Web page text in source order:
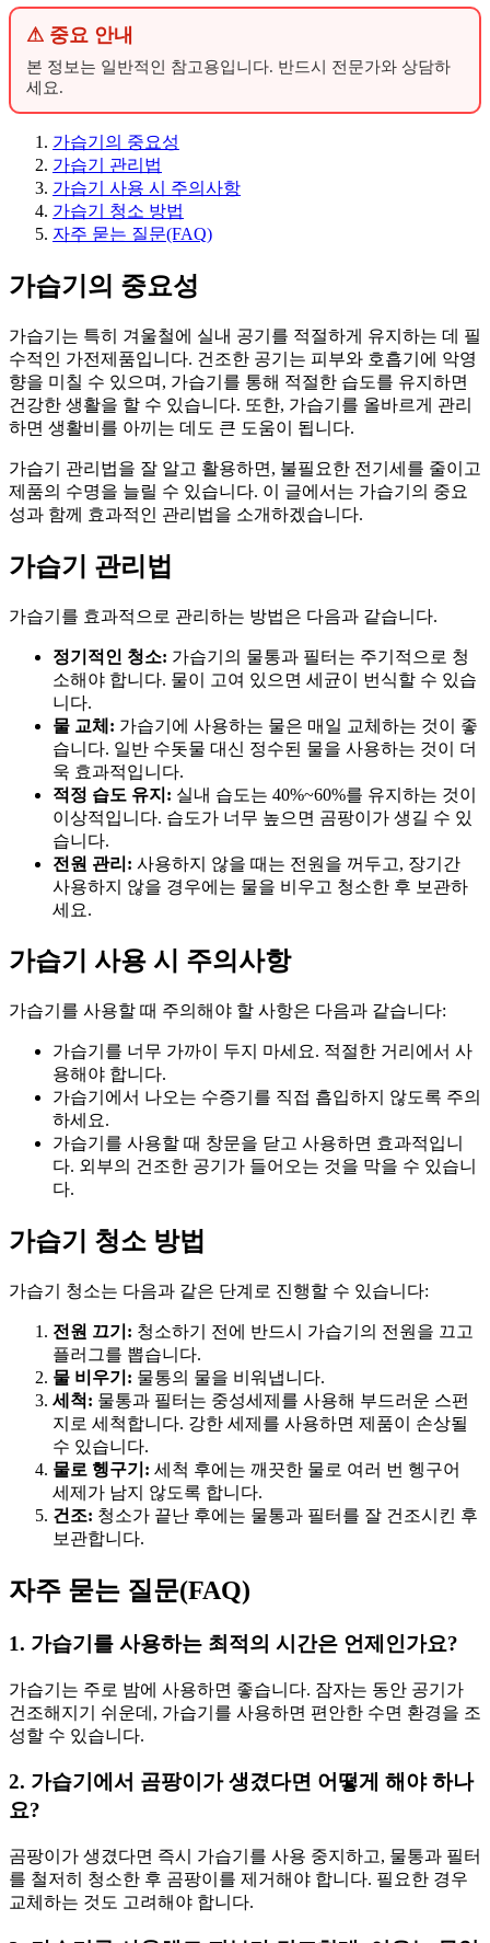
⚠ 중요 안내
본 정보는 일반적인 참고용입니다. 반드시 전문가와 상담하
세요.
가습기의 중요성
가습기 관리법
가습기 사용 시 주의사항
가습기 청소 방법
자주 묻는 질문(FAQ)
가습기의 중요성
가습기는 특히 겨울철에 실내 공기를 적절하게 유지하는 데 필
수적인 가전제품입니다. 건조한 공기는 피부와 호흡기에 악영
향을 미칠 수 있으며, 가습기를 통해 적절한 습도를 유지하면
건강한 생활을 할 수 있습니다. 또한, 가습기를 올바르게 관리
하면 생활비를 아끼는 데도 큰 도움이 됩니다.
가습기 관리법을 잘 알고 활용하면, 불필요한 전기세를 줄이고
제품의 수명을 늘릴 수 있습니다. 이 글에서는 가습기의 중요
성과 함께 효과적인 관리법을 소개하겠습니다.
가습기 관리법
가습기를 효과적으로 관리하는 방법은 다음과 같습니다.
정기적인 청소: 가습기의 물통과 필터는 주기적으로 청
소해야 합니다. 물이 고여 있으면 세균이 번식할 수 있습
니다.
물 교체: 가습기에 사용하는 물은 매일 교체하는 것이 좋
습니다. 일반 수돗물 대신 정수된 물을 사용하는 것이 더
욱 효과적입니다.
적정 습도 유지: 실내 습도는 40%~60%를 유지하는 것이
이상적입니다. 습도가 너무 높으면 곰팡이가 생길 수 있
습니다.
전원 관리: 사용하지 않을 때는 전원을 꺼두고, 장기간
사용하지 않을 경우에는 물을 비우고 청소한 후 보관하
세요.
가습기 사용 시 주의사항
가습기를 사용할 때 주의해야 할 사항은 다음과 같습니다:
가습기를 너무 가까이 두지 마세요. 적절한 거리에서 사
용해야 합니다.
가습기에서 나오는 수증기를 직접 흡입하지 않도록 주의
하세요.
가습기를 사용할 때 창문을 닫고 사용하면 효과적입니
다. 외부의 건조한 공기가 들어오는 것을 막을 수 있습니
다.
가습기 청소 방법
가습기 청소는 다음과 같은 단계로 진행할 수 있습니다:
전원 끄기: 청소하기 전에 반드시 가습기의 전원을 끄고
플러그를 뽑습니다.
물 비우기: 물통의 물을 비워냅니다.
세척: 물통과 필터는 중성세제를 사용해 부드러운 스펀
지로 세척합니다. 강한 세제를 사용하면 제품이 손상될
수 있습니다.
물로 헹구기: 세척 후에는 깨끗한 물로 여러 번 헹구어
세제가 남지 않도록 합니다.
건조: 청소가 끝난 후에는 물통과 필터를 잘 건조시킨 후
보관합니다.
자주 묻는 질문(FAQ)
1. 가습기를 사용하는 최적의 시간은 언제인가요?
가습기는 주로 밤에 사용하면 좋습니다. 잠자는 동안 공기가
건조해지기 쉬운데, 가습기를 사용하면 편안한 수면 환경을 조
성할 수 있습니다.
2. 가습기에서 곰팡이가 생겼다면 어떻게 해야 하나
요?
곰팡이가 생겼다면 즉시 가습기를 사용 중지하고, 물통과 필터
를 철저히 청소한 후 곰팡이를 제거해야 합니다. 필요한 경우
교체하는 것도 고려해야 합니다.